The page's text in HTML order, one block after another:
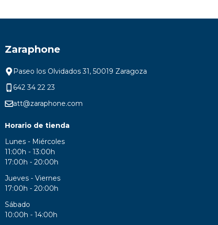
Zaraphone
Paseo los Olvidados 31, 50019 Zaragoza
642 34 22 23
att@zaraphone.com
Horario de tienda
Lunes - Miércoles
11:00h - 13:00h
17:00h - 20:00h
Jueves - Viernes
17:00h - 20:00h
Sábado
10:00h - 14:00h